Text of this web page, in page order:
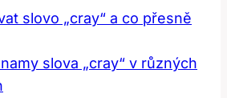
slovo „cray“ a co přesně
slova „cray“ v různých